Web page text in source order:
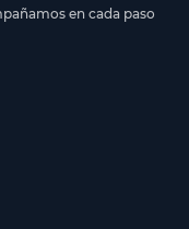
en cada paso